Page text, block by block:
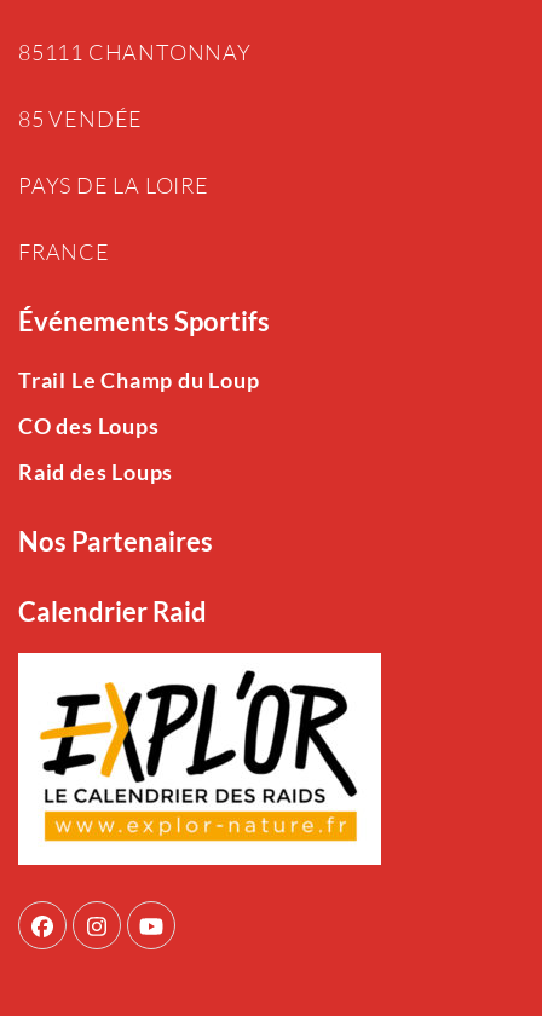
85111 CHANTONNAY
85 VENDÉE
PAYS DE LA LOIRE
FRANCE
Événements Sportifs
Trail Le Champ du Loup
CO des Loups
Raid des Loups
Nos Partenaires
Calendrier Raid